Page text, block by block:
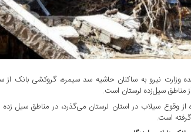
وزارت نیرو به ساکنان حاشیه سد سیمره، گروکشی بانک از
مناطق سیل‌زده لرستان است.
از وقوع سیلاب در استان لرستان می‌گذرد، در مناطق سیل
گرفته است.